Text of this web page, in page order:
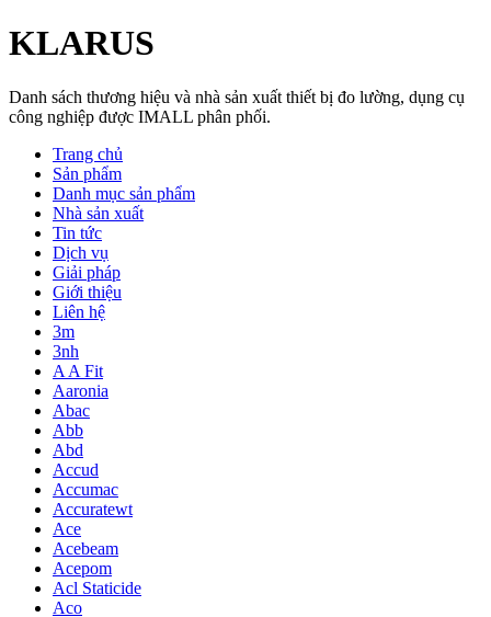
KLARUS
Danh sách thương hiệu và nhà sản xuất thiết bị đo lường, dụng cụ
công nghiệp được IMALL phân phối.
Trang chủ
Sản phẩm
Danh mục sản phẩm
Nhà sản xuất
Tin tức
Dịch vụ
Giải pháp
Giới thiệu
Liên hệ
3m
3nh
A A Fit
Aaronia
Abac
Abb
Abd
Accud
Accumac
Accuratewt
Ace
Acebeam
Acepom
Acl Staticide
Aco